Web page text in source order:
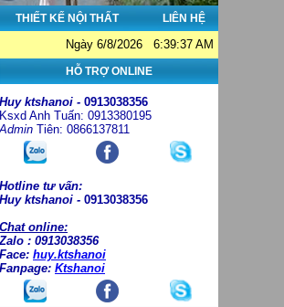
THIẾT KẾ NỘI THẤT LIÊN HỆ
- Tư vấn giám sát. Hotline: 0913038356;
Ngày 6/8/2026 6:39:37 AM
HỖ TRỢ ONLINE
Huy ktshanoi - 0913038356
Ksxd Anh Tuấn: 0913380195
Admin Tiên: 0866137811
Hotline tư vấn:
Huy ktshanoi - 0913038356
Chat online:
Zalo : 0913038356
Face: huy.ktshanoi
Fanpage: Ktshanoi